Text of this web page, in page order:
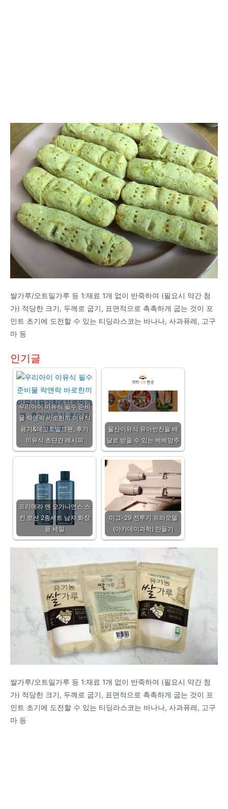
쌀가루/오트밀가루 등 1:재료 1개 없이 반죽하여 (필요시 약간 첨
가) 적당한 크기, 두께로 굽기, 표면적으로 촉촉하게 굽는 것이 포
인트 초기에 도전할 수 있는 티딩라스코는 바나나, 사과퓨레, 고구
마 등
인기글
우리아이 이유식 필수 준비
물 락앤락 바로한끼 이유식
용기&데꼬르밀크팬, 후기
이유식 초단간 레시피
울산이유식 유아반찬을 배
달로 받을 수 있는 베베망주
프리메라 맨 오가니언스 스
킨 로션 2종세트 남자 화장
품 세일
미그-29 전투기 프라모델
(아카데미과학) 만들기
쌀가루/오트밀가루 등 1:재료 1개 없이 반죽하여 (필요시 약간 첨
가) 적당한 크기, 두께로 굽기, 표면적으로 촉촉하게 굽는 것이 포
인트 초기에 도전할 수 있는 티딩라스코는 바나나, 사과퓨레, 고구
마 등